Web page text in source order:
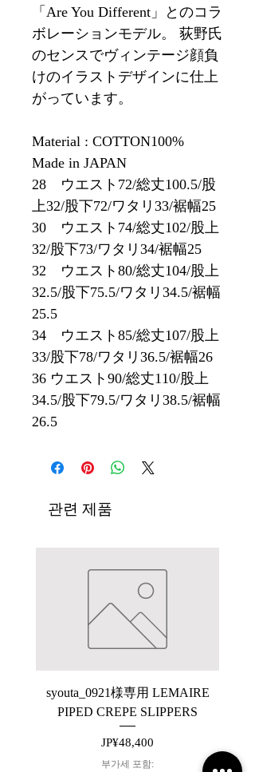
「Are You Different」とのコラ
ボレーションモデル。 荻野氏
のセンスでヴィンテージ顔負
けのイラストデザインに仕上
がっています。
Material : COTTON100%
Made in JAPAN
28 ウエスト72/総丈100.5/股
上32/股下72/ワタリ33/裾幅25
30 ウエスト74/総丈102/股上
32/股下73/ワタリ34/裾幅25
32 ウエスト80/総丈104/股上
32.5/股下75.5/ワタリ34.5/裾幅
25.5
34 ウエスト85/総丈107/股上
33/股下78/ワタリ36.5/裾幅26
36 ウエスト90/総丈110/股上
34.5/股下79.5/ワタリ38.5/裾幅
26.5
관련 제품
syouta_0921様専用 LEMAIRE
PIPED CREPE SLIPPERS
가격
JP¥48,400
부가세 포함: